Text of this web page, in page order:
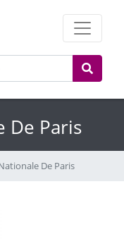
De Paris
De Paris